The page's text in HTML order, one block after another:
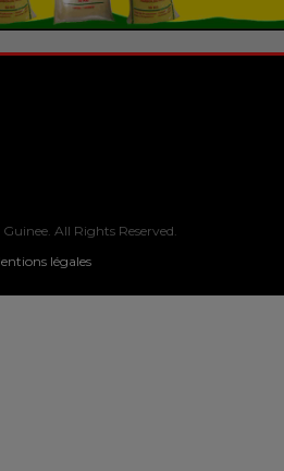
All Rights Reserved.
légales